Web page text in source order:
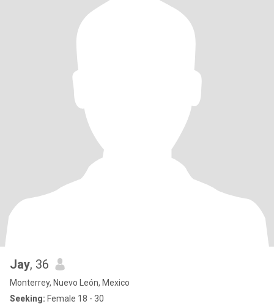
Jay, 36
Monterrey, Nuevo León, Mexico
Seeking: Female 18 - 30